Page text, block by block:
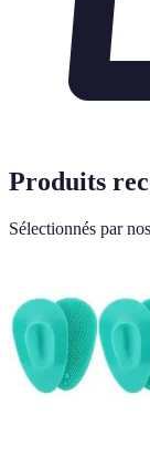
Produits
Sélectionnés par